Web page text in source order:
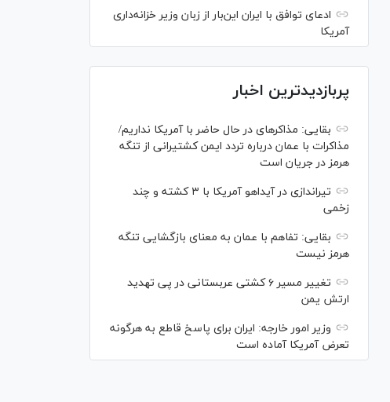
ادعای توافق با ایران این‌بار از زبان وزیر خزانه‌داری
آمریکا
پربازدیدترین اخبار
بقایی: مذاکره‎ای در حال حاضر با آمریکا نداریم/
مذاکرات با عمان درباره تردد ایمن کشتیرانی از تنگه
هرمز در جریان است
تیراندازی در آیداهو آمریکا با ۳ کشته و چند
زخمی
بقایی: تفاهم با عمان به معنای بازگشایی تنگه
هرمز نیست
تغییر مسیر ۶ کشتی عربستانی در پی تهدید
ارتش یمن
وزیر امور خارجه: ایران برای پاسخ قاطع به هرگونه
تعرض آمریکا آماده است